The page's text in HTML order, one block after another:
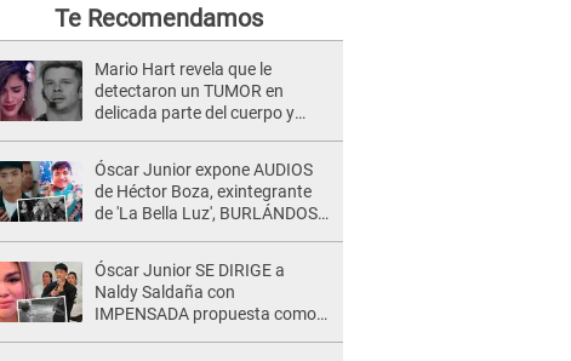
Te Recomendamos
Mario Hart revela que le
detectaron un TUMOR en
delicada parte del cuerpo y
muy fuertes..."
Óscar Junior expone AUDIOS
de Héctor Boza, exintegrante
de 'La Bella Luz', BURLÁNDOSE
de maltrato: "Grábame..."
Óscar Junior SE DIRIGE a
Naldy Saldaña con
IMPENSADA propuesta como